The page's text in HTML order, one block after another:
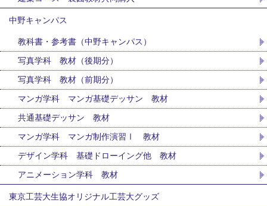
中野キャンパス
教科書・参考書（中野キャンパス）
写真学科 教材（後期分）
写真学科 教材（前期分）
マンガ学科 マンガ基礎デッサン 教材
共通基礎デッサン 教材
マンガ学科 マンガ制作演習Ⅰ 教材
デザイン学科 基礎ドローイング他 教材
アニメーション学科 教材
東京工芸大生協オリジナル工芸大グッズ